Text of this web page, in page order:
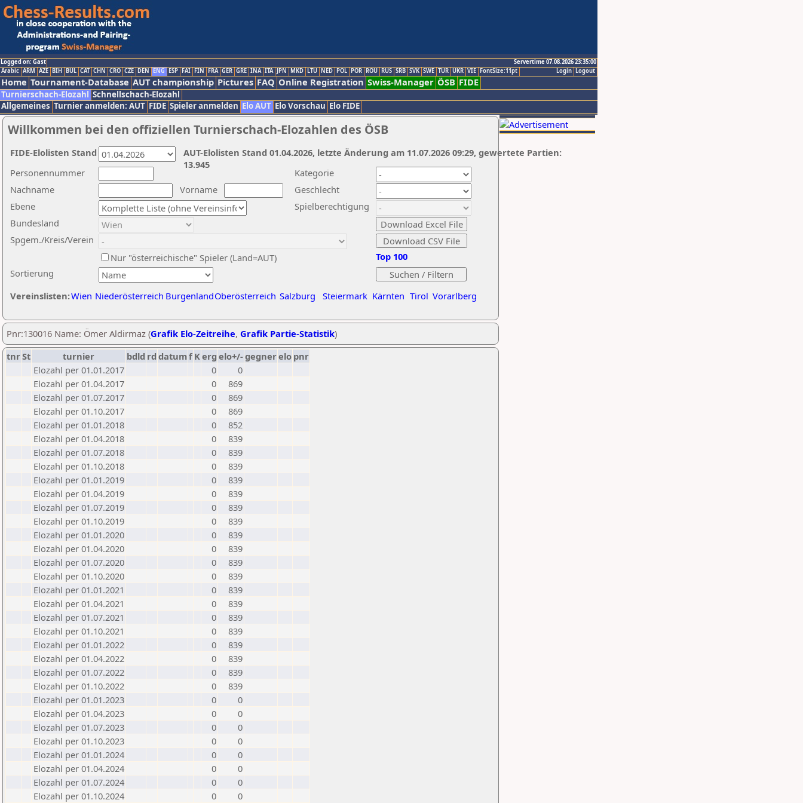
Logged on: Gast
Servertime 07.08.2026 23:35:00
Logout
Login
Arabic ARM AZE BIH BUL CAT CHN CRO CZE DEN ENG ESP FAI FIN FRA GER GRE INA ITA JPN MKD LTU NED POL POR ROU RUS SRB SVK SWE TUR UKR VIE FontSize:11pt
Home Tournament-Database AUT championship Pictures FAQ Online Registration Swiss-Manager ÖSB FIDE
Turnierschach-Elozahl Schnellschach-Elozahl
Allgemeines Turnier anmelden: AUT FIDE Spieler anmelden Elo AUT Elo Vorschau Elo FIDE
Willkommen bei den offiziellen Turnierschach-Elozahlen des ÖSB
Nachname
Vorname
Ebene
Kategorie
Sortierung
Personennummer
Bundesland
Spgem./Kreis/Verein
Geschlecht
Nur "österreichische" Spieler (Land=AUT)
Spielberechtigung
Vereinslisten:Wien Niederösterreich BurgenlandOberösterreich Salzburg Steiermark Kärnten Tirol Vorarlberg
Top 100
AUT-Elolisten Stand 01.04.2026, letzte Änderung am 11.07.2026 09:29, gewertete Partien:
13.945
FIDE-Elolisten Stand
Pnr:130016 Name: Ömer Aldirmaz (Grafik Elo-Zeitreihe, Grafik Partie-Statistik)
tnrSt turnier bdld rd datumf Kerg elo+/-gegnerelo pnr
Elozahl per 01.01.2017
0
0
Elozahl per 01.04.2017
0
869
Elozahl per 01.07.2017
0
869
Elozahl per 01.10.2017
0
869
Elozahl per 01.01.2018
0
852
Elozahl per 01.04.2018
0
839
Elozahl per 01.07.2018
0
839
Elozahl per 01.10.2018
0
839
Elozahl per 01.01.2019
0
839
Elozahl per 01.04.2019
0
839
Elozahl per 01.07.2019
0
839
Elozahl per 01.10.2019
0
839
Elozahl per 01.01.2020
0
839
Elozahl per 01.04.2020
0
839
Elozahl per 01.07.2020
0
839
Elozahl per 01.10.2020
0
839
Elozahl per 01.01.2021
0
839
Elozahl per 01.04.2021
0
839
Elozahl per 01.07.2021
0
839
Elozahl per 01.10.2021
0
839
Elozahl per 01.01.2022
0
839
Elozahl per 01.04.2022
0
839
Elozahl per 01.07.2022
0
839
Elozahl per 01.10.2022
0
839
Elozahl per 01.01.2023
0
0
Elozahl per 01.04.2023
0
0
Elozahl per 01.07.2023
0
0
Elozahl per 01.10.2023
0
0
Elozahl per 01.01.2024
0
0
Elozahl per 01.04.2024
0
0
Elozahl per 01.07.2024
0
0
Elozahl per 01.10.2024
0 0